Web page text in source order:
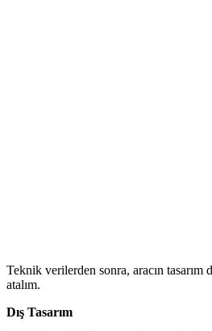
Teknik verilerden sonra, aracın tasarım
atalım.
Dış Tasarım